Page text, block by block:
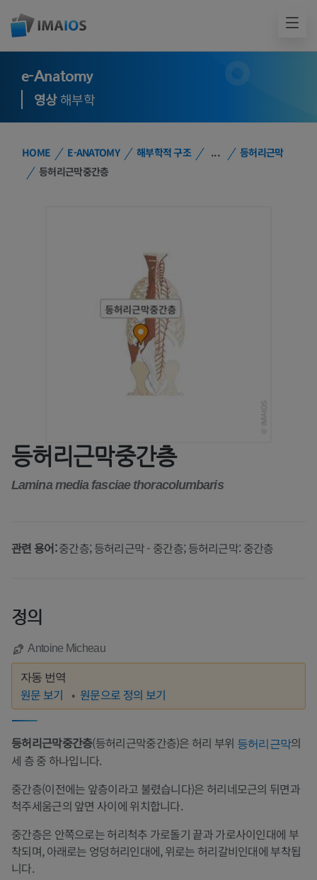
e-Anatomy
영상해부학
HOME E-ANATOMY 해부학적 구조 ...
등허리근막
등허리근막중간층
등허리근막중간층
Lamina media fasciae thoracolumbaris
관련 용어:중간층; 등허리근막 - 중간층; 등허리근막: 중간층
정의
Antoine Micheau
자동 번역
원문 보기 원문으로 정의 보기
등허리근막중간층(등허리근막중간층)은 허리 부위 등허리근막의
세 층 중 하나입니다.
중간층(이전에는 앞층이라고 불렸습니다)은 허리네모근의 뒤면과
척주세움근의 앞면 사이에 위치합니다.
중간층은 안쪽으로는 허리척추 가로돌기 끝과 가로사이인대에 부
착되며, 아래로는 엉덩허리인대에, 위로는 허리갈비인대에 부착됩
니다.